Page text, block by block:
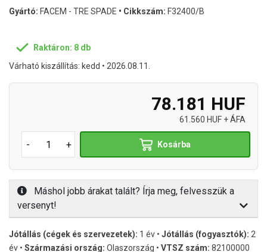
Gyártó: FACEM - TRE SPADE • Cikkszám: F32400/B
Raktáron: 8 db
Várható kiszállítás: kedd • 2026.08.11.
78.181 HUF
61.560 HUF + ÁFA
- + Kosárba
Máshol jobb árakat talált? Írja meg, felvesszük a
versenyt!
Jótállás (cégek és szervezetek): 1 év • Jótállás (fogyasztók): 2
év • Származási ország: Olaszország • VTSZ szám: 82100000